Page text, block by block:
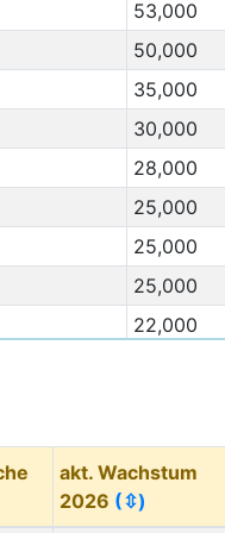
53,000
50,000
35,000
30,000
28,000
25,000
25,000
25,000
22,000
21,000
20,000
18,000
akt. Wachstum
2026 (⇳)